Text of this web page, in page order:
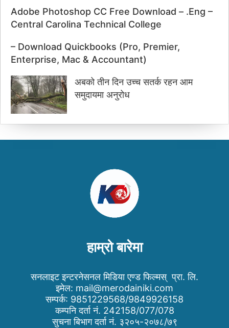
Adobe Photoshop CC Free Download – .Eng –
Central Carolina Technical College
– Download Quickbooks (Pro, Premier,
Enterprise, Mac & Accountant)
अबको तीन दिन उच्च सतर्क रहन आम
समुदायमा अनुरोध
हाम्रो बारेमा
सनलाइट इन्टरनेसनल मिडिया एण्ड फिल्मस् प्रा. लि.
इमेल: mail@merodainiki.com
सम्पर्क: 9851229568/9849926158
कम्पनि दर्ता नं. 242158/077/078
सुचना बिभाग दर्ता नं. ३२०५-२०७८/७९